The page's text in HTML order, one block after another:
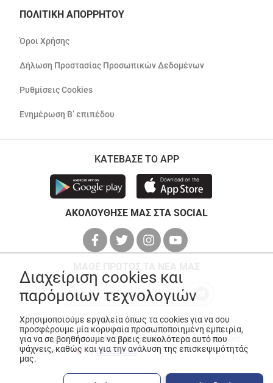
ΠΟΛΙΤΙΚΗ ΑΠΟΡΡΗΤΟΥ
Όροι Χρήσης
Δήλωση Προστασίας Προσωπικών Δεδομένων
Ρυθμίσεις Cookies
Ενημέρωση Β’ επιπέδου
ΚΑΤΕΒΑΣΕ ΤΟ APP
ΑΚΟΛΟΥΘΗΣΕ ΜΑΣ ΣΤΑ SOCIAL
© Copyright 2026ANEDIK Kritikos. All Rights Reserved
Made with
byDesquared
Διαχείριση cookies και
παρόμοιων τεχνολογιών
Χρησιμοποιούμε εργαλεία όπως τα cookies για να σου
προσφέρουμε μία κορυφαία προσωποποιημένη εμπειρία,
για να σε βοηθήσουμε να βρεις ευκολότερα αυτό που
ψάχνεις, καθώς και για την ανάλυση της επισκεψιμότητάς
μας.